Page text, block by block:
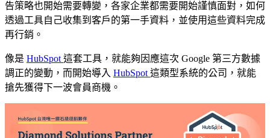
告策略也開始需要轉變，各家企業都需要開始謹慎面對，如何
透過工具自己收集到客戶的第一手資料，並使用這些資料完成
再行銷。
像是 HubSpot 這套工具，就能夠因應這次 Google 第三方數據
調正的變動，而開始導入 HubSpot 這類型系統的公司，就能
搶先獲得下一波會員商機。